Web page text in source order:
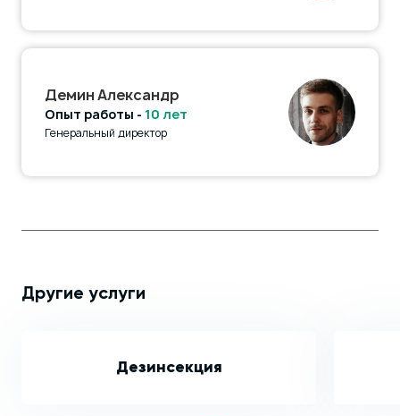
Демин Александр
Опыт работы - 10 лет
Генеральный директор
Другие услуги
Дезинсекция